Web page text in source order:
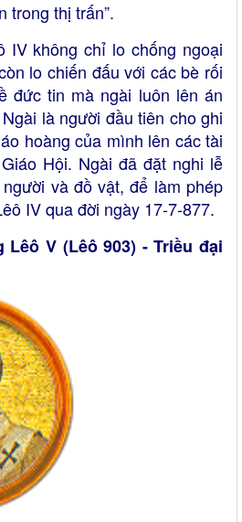
trong thị trấn”.
IV không chỉ lo chống ngoại
lo chiến đấu với các bè rối
đức tin mà ngài luôn lên án
là người đầu tiên cho ghi
hoàng của mình lên các tài
Hội. Ngài đã đặt nghi lễ
và đồ vật, để làm phép
IV qua đời ngày 17-7-877.
V (Lêô 903) - Triều đại